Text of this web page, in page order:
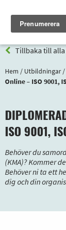
Tillbaka till
Hem / Utbildningar /
Online – ISO 9001,
ISO 9001,
Behöver du
(KMA)? Kommer
Behöver ni ta ett
dig och din